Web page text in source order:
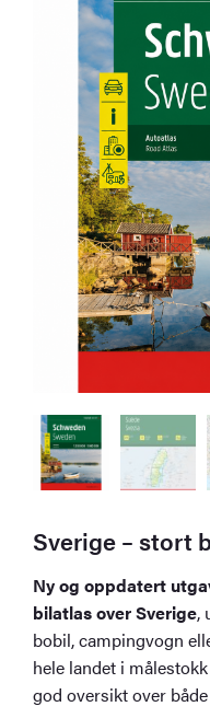
Sverige – stort
Ny og oppdatert
bilatlas over Sverige,
bobil, campingvogn
hele landet i
god oversikt over